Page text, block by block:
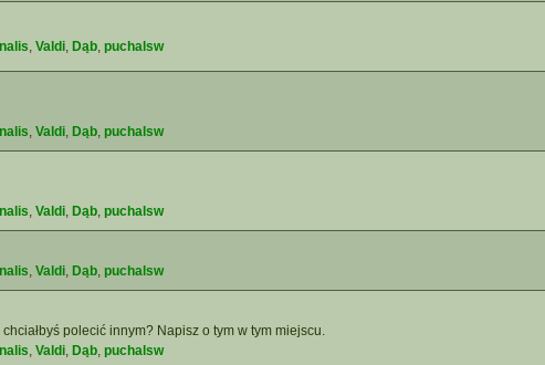
, Valdi, Dąb, puchalsw
, Valdi, Dąb, puchalsw
, Valdi, Dąb, puchalsw
, Valdi, Dąb, puchalsw
polecić innym? Napisz o tym w tym miejscu.
, Valdi, Dąb, puchalsw